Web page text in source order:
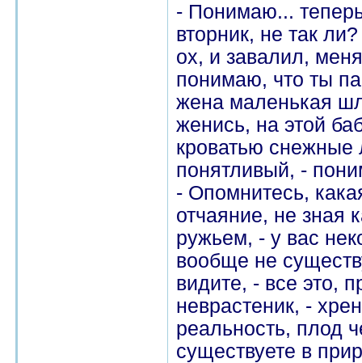
- Понимаю...
вторник, не так
ох, и завалил,
понимаю, что ты
жена маленькая
женись, на этой
кроватью
понятливый, -
- Опомнитесь,
отчаяние, не зная
ружьем, - у вас
вообще не
видите, - все это,
неврастеник, -
реальность, плод
существуете в